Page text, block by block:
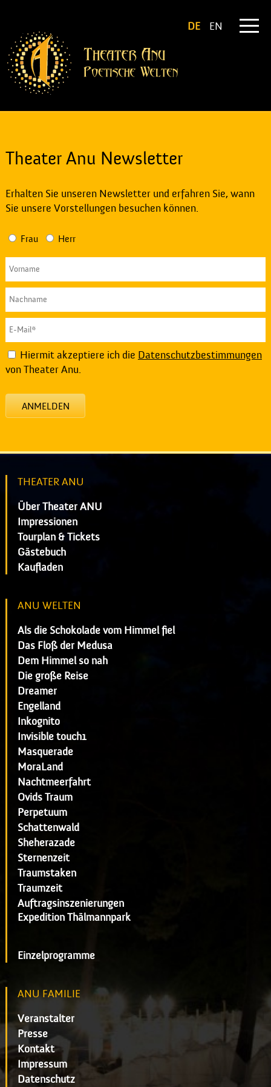
DE EN
Theater Anu Newsletter
Erhalten Sie unseren Newsletter und erfahren Sie, wann
Sie unsere Vorstellungen besuchen können.
Frau Herr
Hiermit akzeptiere ich die Datenschutzbestimmungen
von Theater Anu.
ANMELDEN
THEATER ANU
Über Theater ANU
Impressionen
Tourplan & Tickets
Gästebuch
Kaufladen
ANU WELTEN
Als die Schokolade vom Himmel fiel
Das Floß der Medusa
Dem Himmel so nah
Die große Reise
Dreamer
Engelland
Inkognito
Invisible touch1
Masquerade
MoraLand
Nachtmeerfahrt
Ovids Traum
Perpetuum
Schattenwald
Sheherazade
Sternenzeit
Traumstaken
Traumzeit
Auftragsinszenierungen
Expedition Thälmannpark
Einzelprogramme
ANU FAMILIE
Veranstalter
Presse
Kontakt
Impressum
Datenschutz